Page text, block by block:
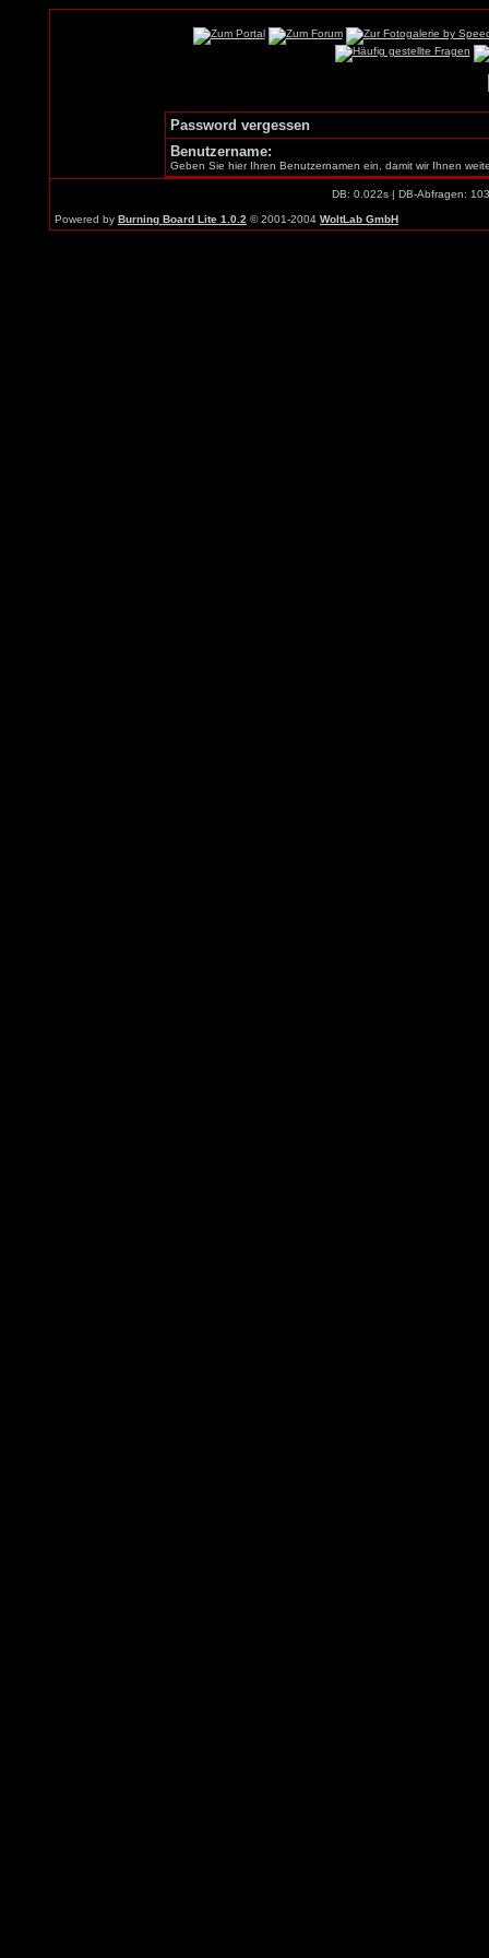
Password vergessen
Benutzername:
Geben Sie hier Ihren Benutzernamen ein, damit wir Ihnen
DB: 0.022s | DB-Abfragen:
Powered by Burning Board Lite 1.0.2 © 2001-2004 WoltLab GmbH